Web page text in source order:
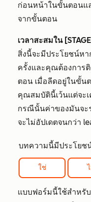
ก่อนหน้าในขั้นตอนแ
จากขั้นตอน
เวลาสะสมใน
สิ่งนี้จะมีประโยชน์ห
ครั้งและคุณต้องการ
ตอน เมื่อลีดอยู่ในขั้น
คุณสมบัตินี้เว้นแต่จะ
กรณีนั้นค่าของมันจะ
จะไม่อัปเดตจนกว่า
บทความนี้มีประโยช
ใช่
แบบฟอร์มนี้ใช้สำหรับ